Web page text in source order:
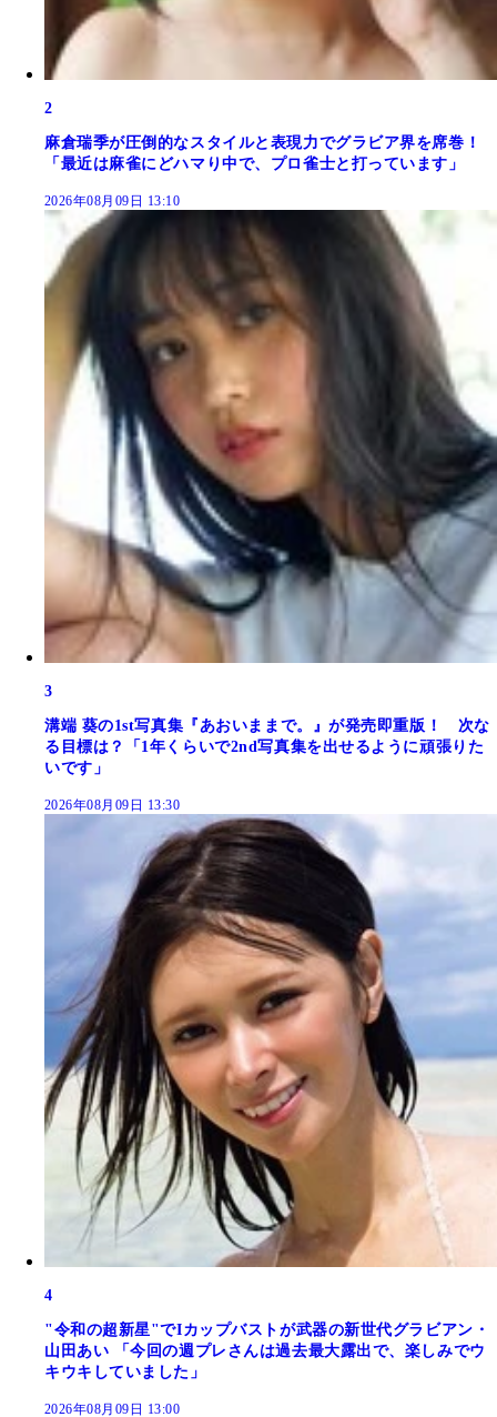
2
麻倉瑞季が圧倒的なスタイルと表現力でグラビア界を席巻！
「最近は麻雀にどハマり中で、プロ雀士と打っています」
2026年08月09日 13:10
3
溝端 葵の1st写真集『あおいままで。』が発売即重版！ 次な
る目標は？「1年くらいで2nd写真集を出せるように頑張りた
いです」
2026年08月09日 13:30
4
"令和の超新星"でIカップバストが武器の新世代グラビアン・
山田あい 「今回の週プレさんは過去最大露出で、楽しみでウ
キウキしていました」
2026年08月09日 13:00